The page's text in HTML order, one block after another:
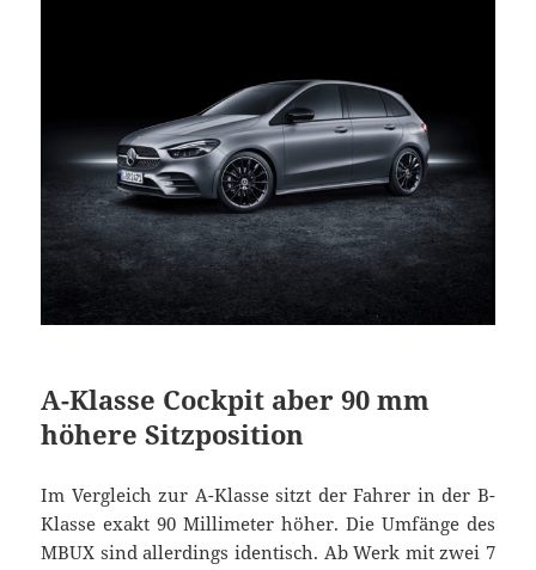
A-Klasse Cockpit aber 90 mm
höhere Sitzposition
Im Vergleich zur A-Klasse sitzt der Fahrer in der B-
Klasse exakt 90 Millimeter höher. Die Umfänge des
MBUX sind allerdings identisch. Ab Werk mit zwei 7